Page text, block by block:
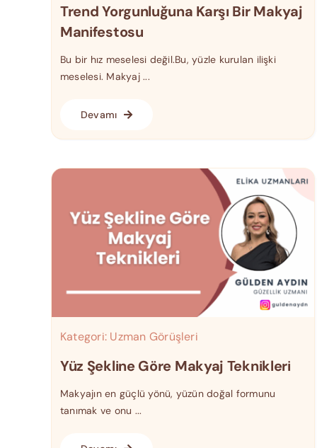
Trend Yorgunluğuna Karşı Bir Makyaj
Manifestosu
Bu bir hız meselesi değil.Bu, yüzle kurulan ilişki
meselesi. Makyaj ...
Devamı
Kategori: Uzman Görüşleri
Yüz Şekline Göre Makyaj Teknikleri
Makyajın en güçlü yönü, yüzün doğal formunu
tanımak ve onu ...